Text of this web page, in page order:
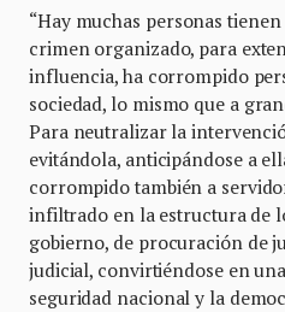
“Hay muchas personas
crimen organizado, para
influencia, ha corrompido
sociedad, lo mismo que a
Para neutralizar la
evitándola, anticipándose a
corrompido también a
infiltrado en la estructura de
gobierno, de procuración de
judicial, convirtiéndose en
seguridad nacional y la